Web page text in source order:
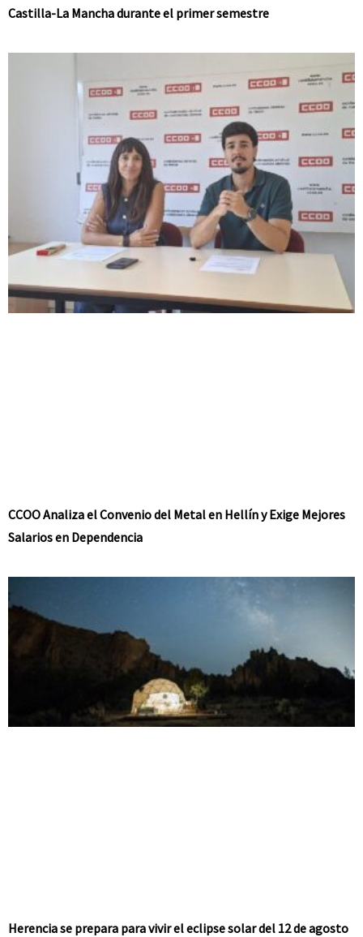
Castilla-La Mancha durante el primer semestre
CCOO Analiza el Convenio del Metal en Hellín y Exige Mejores
Salarios en Dependencia
Herencia se prepara para vivir el eclipse solar del 12 de agosto